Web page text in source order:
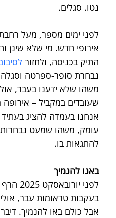
נטו. סגלים.
לפני ימים מספר, מעל
אירופי חדש. מי שלא שינן
התיק בכניסה, ולחזור
נבחרת סופר-ספרטה
משהו שלא ידענו בעבר,
שעובדים במקביל –
אנחנו בעמדה להציג
עומק, משהו שמעט נבחרות
להתגאות בו.
באנו להנמיך
לפני
בעקבות טראומות עבר, אולי
אבל כולם באו להנמיך.